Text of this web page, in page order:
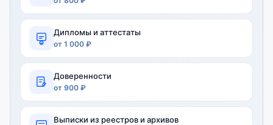
Дипломы и аттестаты
от 1 000 ₽
Доверенности
от 900 ₽
Выписки из реестров и архивов